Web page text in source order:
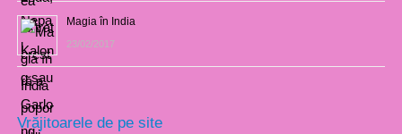
Magia în India
23/02/2017
Vrăjitoarele de pe site